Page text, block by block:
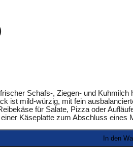
Schafs-, Ziegen- und
ist mild-würzig, mit fein
für Salate, Pizza oder
Käseplatte zum Abschluss eines
In den